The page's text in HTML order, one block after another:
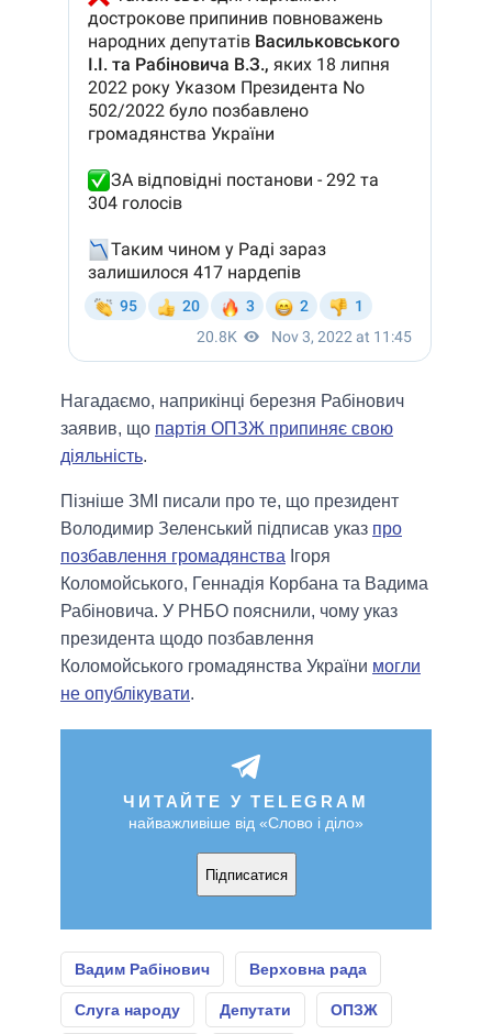
Нагадаємо, наприкінці березня Рабінович
заявив, що партія ОПЗЖ припиняє свою
діяльність.
Пізніше ЗМІ писали про те, що президент
Володимир Зеленський підписав указ про
позбавлення громадянства Ігоря
Коломойського, Геннадія Корбана та Вадима
Рабіновича. У РНБО пояснили, чому указ
президента щодо позбавлення
Коломойського громадянства України могли
не опублікувати.
ЧИТАЙТЕ У TELEGRAM
найважливіше від «Слово і діло»
Підписатися
Вадим Рабінович Верховна рада
Слуга народу Депутати ОПЗЖ